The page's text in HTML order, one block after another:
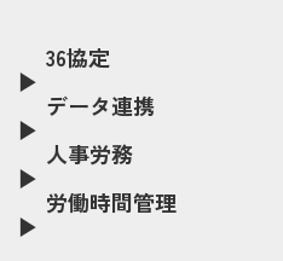
36協定
データ連携
人事労務
労働時間管理